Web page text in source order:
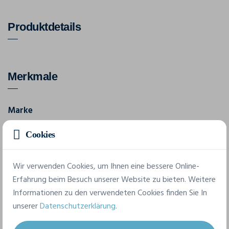
Produktdetails
Merkmale
Marke
Switcher
Referenz
2276
5 verfügbare Größen
Cookies
Wir verwenden Cookies, um Ihnen eine bessere Online-
Erfahrung beim Besuch unserer Website zu bieten. Weitere
Informationen zu den verwendeten Cookies finden Sie In
unsererDatenschutzerklärung.